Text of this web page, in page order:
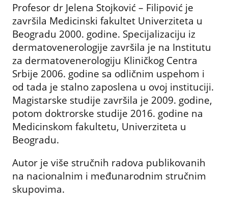
Profesor dr Jelena Stojković – Filipović je
završila Medicinski fakultet Univerziteta u
Beogradu 2000. godine. Specijalizaciju iz
dermatovenerologije završila je na Institutu
za dermatovenerologiju Kliničkog Centra
Srbije 2006. godine sa odličnim uspehom i
od tada je stalno zaposlena u ovoj instituciji.
Magistarske studije završila je 2009. godine,
potom doktrorske studije 2016. godine na
Medicinskom fakultetu, Univerziteta u
Beogradu.
Autor je više stručnih radova publikovanih
na nacionalnim i međunarodnim stručnim
skupovima.